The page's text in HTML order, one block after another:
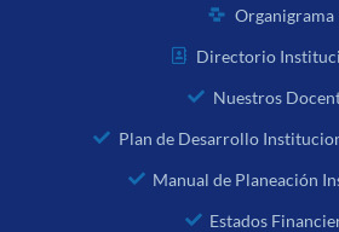
Organigrama
Directorio
Nuestros
Plan de Desarrollo
Manual de Planeación
Estados